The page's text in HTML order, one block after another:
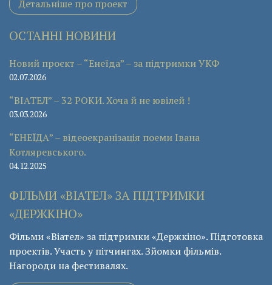
Детальніше про проект
ОСТАННІ НОВИНИ
Новий проєкт – “Енеїда” – за підтримки УКФ
02.07.2026
“ВІАТЕЛ” – 32 РОКИ. Хоча й не ювілей !
03.03.2026
“ЕНЕЇДА” – відеоекранізація поеми Івана
Котляревського.
04.12.2025
ФІЛЬМИ «ВІАТЕЛ» ЗА ПІДТРИМКИ
«ДЕРЖКІНО»
Фільми «Віател» за підтримки «Держкіно». Підготовка
проектів. Участь у пітчингах. Зйомки фільмів.
Нагороди на фестивалях.